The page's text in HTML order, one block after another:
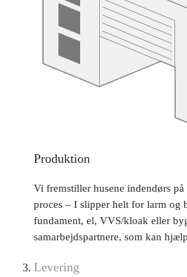
Produktion
Vi fremstiller husene indendørs
proces – I slipper helt for larm
fundament, el, VVS/kloak eller
samarbejdspartnere, som kan
Levering